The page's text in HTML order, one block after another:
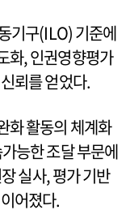
기구(ILO) 기준에
화, 인권영향평가
뢰를 얻었다.
화 활동의 체계화
능한 조달 부문에
실사, 평가 기반
어졌다.